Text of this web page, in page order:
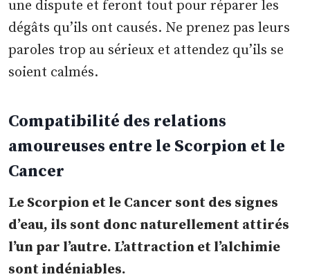
une dispute et feront tout pour réparer les
dégâts qu’ils ont causés. Ne prenez pas leurs
paroles trop au sérieux et attendez qu’ils se
soient calmés.
Compatibilité des relations
amoureuses entre le Scorpion et le
Cancer
Le Scorpion et le Cancer sont des signes
d’eau, ils sont donc naturellement attirés
l’un par l’autre. L’attraction et l’alchimie
sont indéniables.